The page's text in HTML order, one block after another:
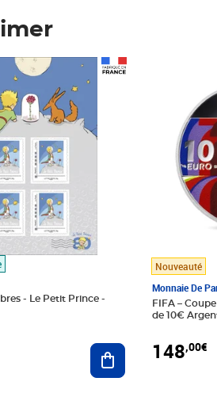
- Le Petit Prince -
Ajouter au panier
Nouveauté
Monnaie De
FIFA –
de 10€
148,00€